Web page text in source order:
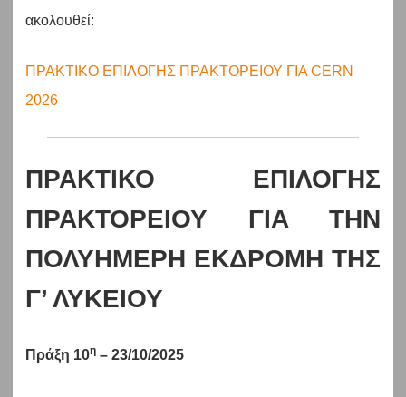
ακολουθεί:
ΠΡΑΚΤΙΚΟ ΕΠΙΛΟΓΗΣ ΠΡΑΚΤΟΡΕΙΟΥ ΓΙΑ CERN
2026
ΠΡΑΚΤΙΚΟ ΕΠΙΛΟΓΗΣ
ΠΡΑΚΤΟΡΕΙΟΥ ΓΙΑ ΤΗΝ
ΠΟΛΥΗΜΕΡΗ ΕΚΔΡΟΜΗ ΤΗΣ
Γ’ ΛΥΚΕΙΟΥ
Πράξη 10η – 23/10/2025